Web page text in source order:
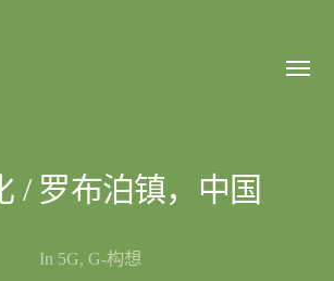
Toggle
/ 罗布泊镇，中国
In 5G, G-构想